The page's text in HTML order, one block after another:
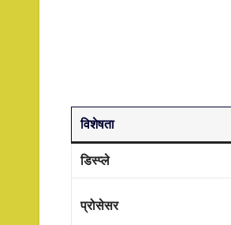
विशेषता
डिस्प्ले
प्रोसेसर